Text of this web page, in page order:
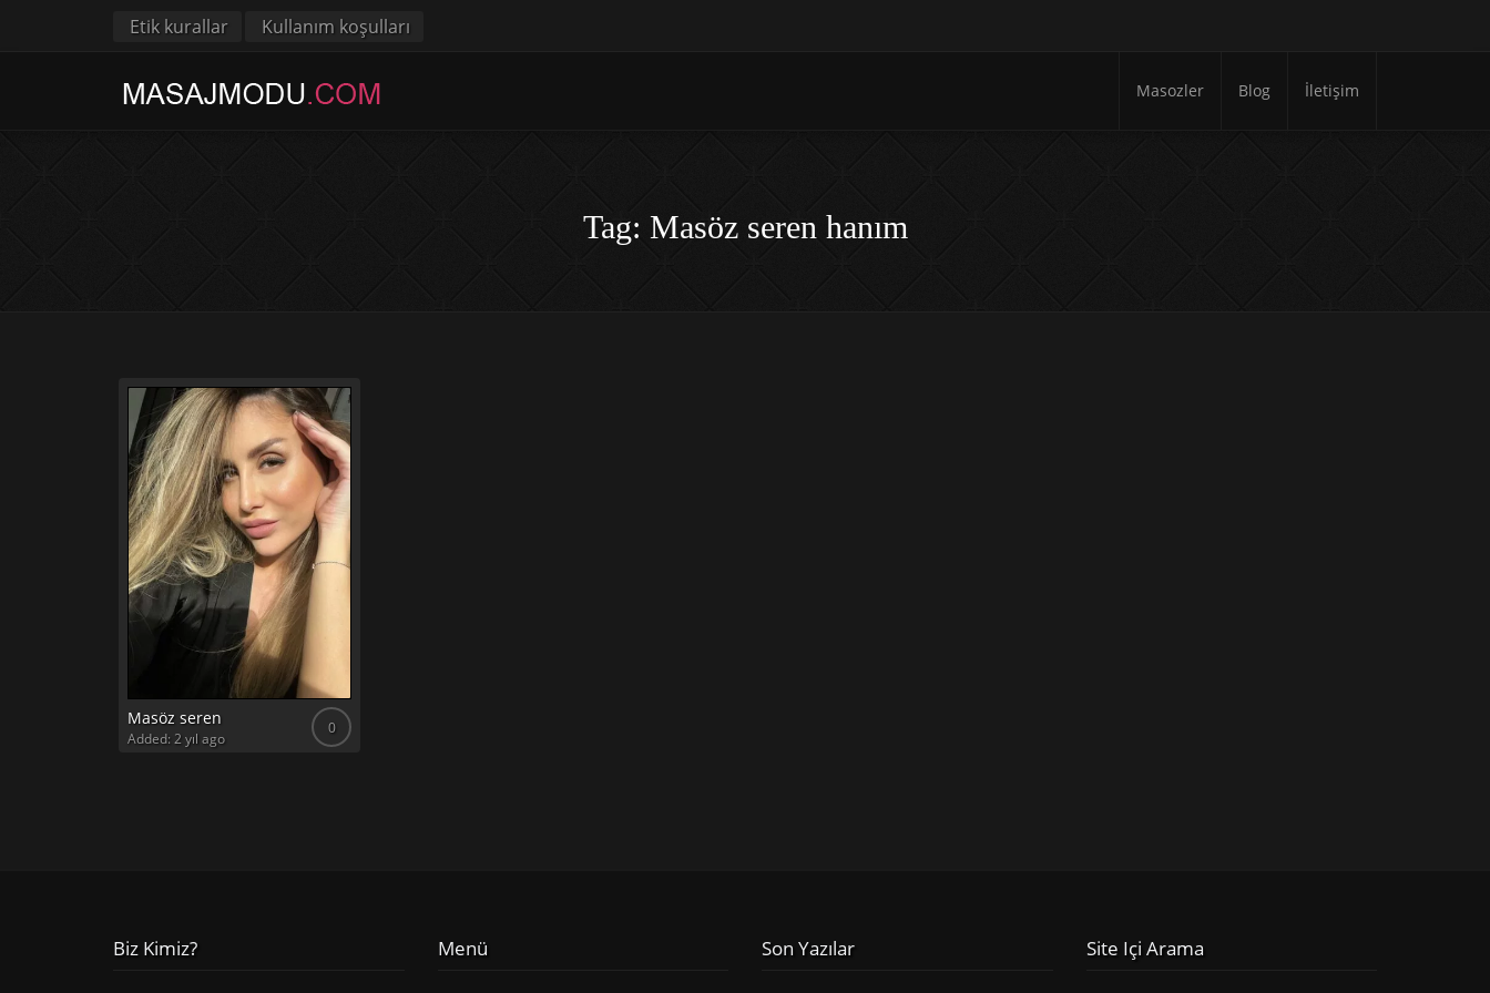
Etik kurallar Kullanım koşulları
Masozler Blog İletişim
Tag: Masöz seren hanım
Masöz seren 0
Added: 2 yıl ago
Biz Kimiz? Menü Son Yazılar Site Içi Arama